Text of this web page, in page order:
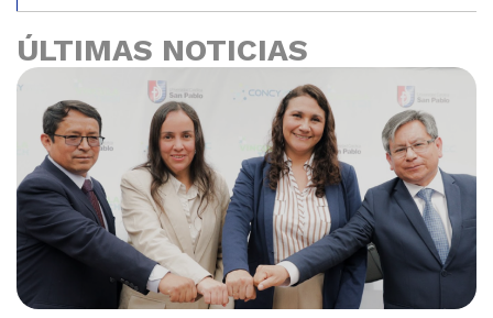
ÚLTIMAS NOTICIAS